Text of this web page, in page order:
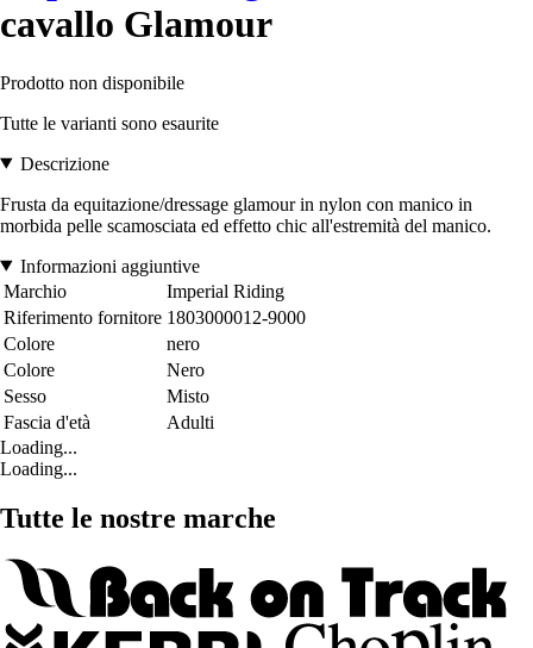
cavallo Glamour
Prodotto non disponibile
Tutte le varianti sono esaurite
Descrizione
Frusta da equitazione/dressage glamour in nylon con manico in
morbida pelle scamosciata ed effetto chic all'estremità del manico.
Informazioni aggiuntive
Marchio
Imperial Riding
Riferimento fornitore 1803000012-9000
Colore
nero
Colore
Nero
Sesso
Misto
Fascia d'età
Adulti
Loading...
Loading...
Tutte le nostre marche